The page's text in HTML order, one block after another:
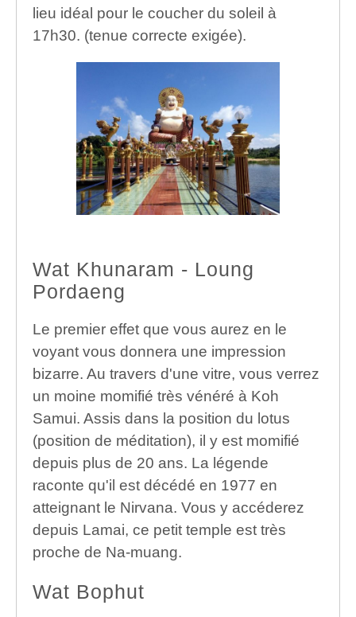
lieu idéal pour le coucher du soleil à
17h30. (tenue correcte exigée).
Wat Khunaram - Loung
Pordaeng
Le premier effet que vous aurez en le
voyant vous donnera une impression
bizarre. Au travers d'une vitre, vous verrez
un moine momifié très vénéré à Koh
Samui. Assis dans la position du lotus
(position de méditation), il y est momifié
depuis plus de 20 ans. La légende
raconte qu'il est décédé en 1977 en
atteignant le Nirvana. Vous y accéderez
depuis Lamai, ce petit temple est très
proche de Na-muang.
Wat Bophut